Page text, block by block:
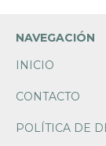
NAVEGACIÓN
INICIO
CONTACTO
POLÍTICA DE